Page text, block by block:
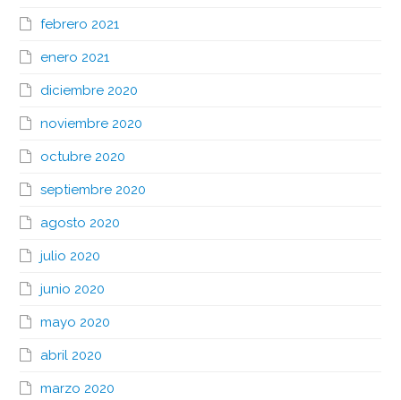
febrero 2021
enero 2021
diciembre 2020
noviembre 2020
octubre 2020
septiembre 2020
agosto 2020
julio 2020
junio 2020
mayo 2020
abril 2020
marzo 2020